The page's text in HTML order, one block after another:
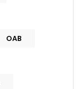
OAB